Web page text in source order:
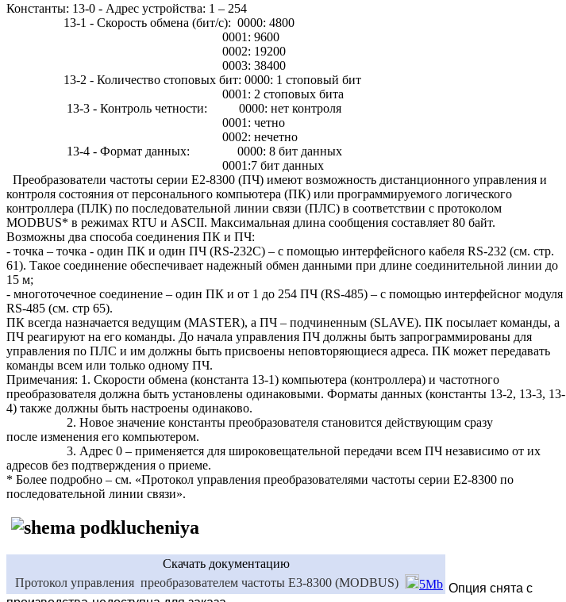
Константы: 13-0 - Адрес устройства: 1 – 254
13-1 - Скорость обмена (бит/с): 0000: 4800
0001: 9600
0002: 19200
0003: 38400
13-2 - Количество стоповых бит: 0000: 1 стоповый бит
0001: 2 стоповых бита
13-3 - Контроль четности: 0000: нет контроля
0001: четно
0002: нечетно
13-4 - Формат данных: 0000: 8 бит данных
0001:7 бит данных
Преобразователи частоты серии Е2-8300 (ПЧ) имеют возможность дистанционного управления и
контроля состояния от персонального компьютера (ПК) или программируемого логического
контроллера (ПЛК) по последовательной линии связи (ПЛС) в соответствии с протоколом
MODBUS* в режимах RTU и ASCII. Максимальная длина сообщения составляет 80 байт.
Возможны два способа соединения ПК и ПЧ:
- точка – точка - один ПК и один ПЧ (RS-232C) – с помощью интерфейсного кабеля RS-232 (см. стр.
61). Такое соединение обеспечивает надежный обмен данными при длине соединительной линии до
15 м;
- многоточечное соединение – один ПК и от 1 до 254 ПЧ (RS-485) – с помощью интерфейсног модуля
RS-485 (см. стр 65).
ПК всегда назначается ведущим (MASTER), а ПЧ – подчиненным (SLAVE). ПК посылает команды, а
ПЧ реагируют на его команды. До начала управления ПЧ должны быть запрограммированы для
управления по ПЛС и им должны быть присвоены неповторяющиеся адреса. ПК может передавать
команды всем или только одному ПЧ.
Примечания: 1. Скорости обмена (константа 13-1) компьютера (контроллера) и частотного
преобразователя должна быть установлены одинаковыми. Форматы данных (константы 13-2, 13-3, 13-
4) также должны быть настроены одинаково.
2. Новое значение константы преобразователя становится действующим сразу
после изменения его компьютером.
3. Адрес 0 – применяется для широковещательной передачи всем ПЧ независимо от их
адресов без подтверждения о приеме.
* Более подробно – см. «Протокол управления преобразователями частоты серии Е2-8300 по
последовательной линии связи».
Скачать документацию
Протокол управления преобразователем частоты Е3-8300 (MODBUS)
5Mb Опция снята с